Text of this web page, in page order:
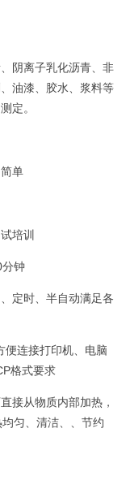
阴离子乳化沥青、非
、油漆、胶水、浆料等
定。
单
培训
分钟
定时、半自动满足各
便连接打印机、电脑
格式要求
接从物质内部加热，
匀、清洁、、节约